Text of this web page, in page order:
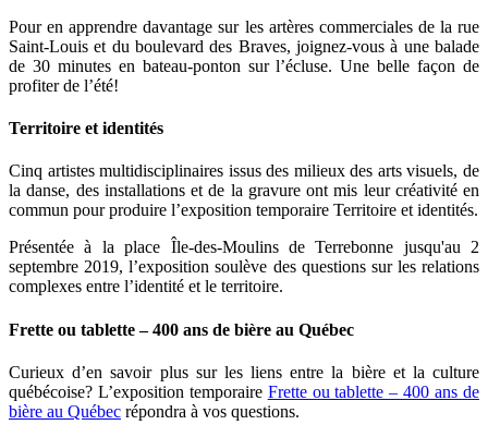
Pour en apprendre davantage sur les artères commerciales de la rue
Saint-Louis et du boulevard des Braves, joignez-vous à une balade
de 30 minutes en bateau-ponton sur l’écluse. Une belle façon de
profiter de l’été!
Territoire et identités
Cinq artistes multidisciplinaires issus des milieux des arts visuels, de
la danse, des installations et de la gravure ont mis leur créativité en
commun pour produire l’exposition temporaire Territoire et identités.
Présentée à la place Île-des-Moulins de Terrebonne jusqu'au 2
septembre 2019, l’exposition soulève des questions sur les relations
complexes entre l’identité et le territoire.
Frette ou tablette – 400 ans de bière au Québec
Curieux d’en savoir plus sur les liens entre la bière et la culture
québécoise? L’exposition temporaire Frette ou tablette – 400 ans de
bière au Québec répondra à vos questions.